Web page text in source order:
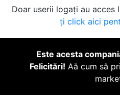
Doar userii logați au acces
ți click aici
Este acesta
Felicitări! Aă cum să